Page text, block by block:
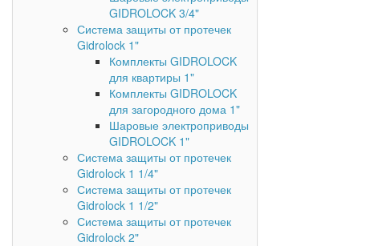
GIDROLOCK 3/4"
Система защиты от протечек
Gidrolock 1"
Комплекты GIDROLOCK
для квартиры 1"
Комплекты GIDROLOCK
для загородного дома 1"
Шаровые электроприводы
GIDROLOCK 1"
Система защиты от протечек
Gidrolock 1 1/4"
Система защиты от протечек
Gidrolock 1 1/2"
Система защиты от протечек
Gidrolock 2"